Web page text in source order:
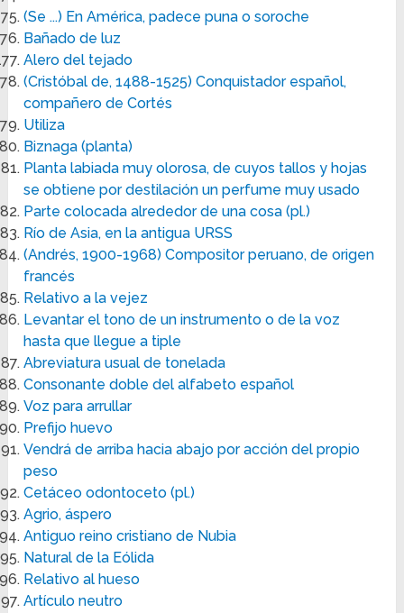
(Se ...) En América, padece puna o soroche
Bañado de luz
Alero del tejado
(Cristóbal de, 1488-1525) Conquistador español,
compañero de Cortés
Utiliza
Biznaga (planta)
Planta labiada muy olorosa, de cuyos tallos y hojas
se obtiene por destilación un perfume muy usado
Parte colocada alrededor de una cosa (pl.)
Río de Asia, en la antigua URSS
(Andrés, 1900-1968) Compositor peruano, de origen
francés
Relativo a la vejez
Levantar el tono de un instrumento o de la voz
hasta que llegue a tiple
Abreviatura usual de tonelada
Consonante doble del alfabeto español
Voz para arrullar
Prefijo huevo
Vendrá de arriba hacia abajo por acción del propio
peso
Cetáceo odontoceto (pl.)
Agrio, áspero
Antiguo reino cristiano de Nubia
Natural de la Eólida
Relativo al hueso
Artículo neutro